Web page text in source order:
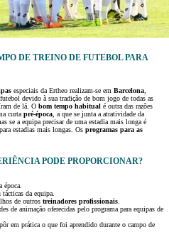
DE TREINO DE FUTEBOL PARA
especiais da Ertheo realizam-se em Barcelona,
devido à sua tradição de bom jogo de todas as
de lá. O bom tempo habitual é outra das razões
curtapré-época, a que se junta a atratividade da
se a equipa precisar de uma estadia mais longa é
estadias mais longas. Os programas para as
PODE PROPORCIONAR?
época.
tácticas da equipa.
de outros treinadores profissionais
de animação oferecidas pelo programa para equipas de
em prática o que foi aprendido durante o campo de